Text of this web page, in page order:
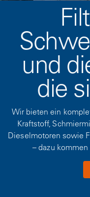
und
die
Wir bieten ein
Kraftstoff,
Dieselmotoren sowie
– dazu